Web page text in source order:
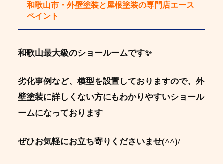
和歌山市・外壁塗装と屋根塗装の専門店エース
ペイント
和歌山最大級のショールームです✨
劣化事例など、模型を設置しておりますので、外
壁塗装に詳しくない方にもわかりやすいショール
ームになっております
ぜひお気軽にお立ち寄りくださいませ(^^)/